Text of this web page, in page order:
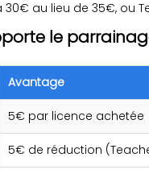
30€ au lieu de 35€, ou
le
Avantage
5€ par licence achetée
5€ de réduction